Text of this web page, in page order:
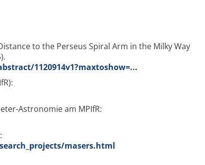
to the Perseus Spiral Arm in the Milky Way
1120914v1?maxtoshow=...
Astronomie am MPIfR:
masers.html